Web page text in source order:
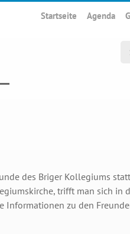
Startseite Agenda
des Briger Kollegiums
trifft man sich in
Informationen zu den